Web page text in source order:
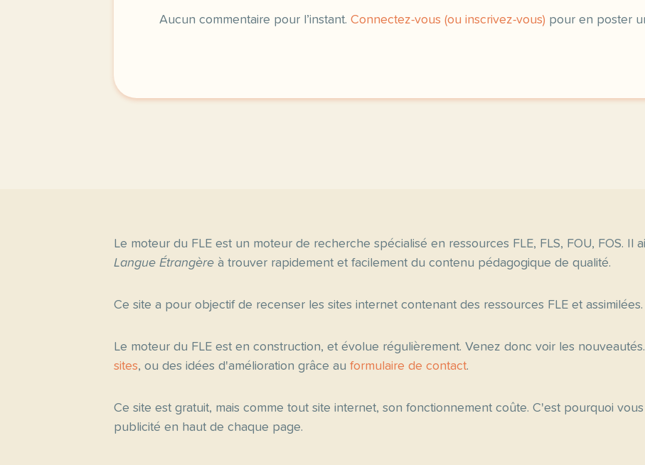
Aucun commentaire pour l’instant. Connectez-vous (ou inscrivez-vous) pour en poster
Le moteur du FLE est un moteur de recherche spécialisé en ressources FLE, FLS, FOU, FOS. Il
Langue Étrangère à trouver rapidement et facilement du contenu pédagogique de qualité.
Ce site a pour objectif de recenser les sites internet contenant des ressources FLE et assimilées.
Le moteur du FLE est en construction, et évolue régulièrement. Venez donc voir les
sites, ou des idées d'amélioration grâce au formulaire de contact.
Ce site est gratuit, mais comme tout site internet, son fonctionnement coûte. C'est pourquoi
publicité en haut de chaque page.